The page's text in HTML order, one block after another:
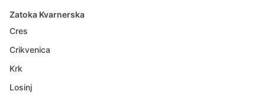
Zatoka Kvarnerska
Cres
Crikvenica
Krk
Losinj